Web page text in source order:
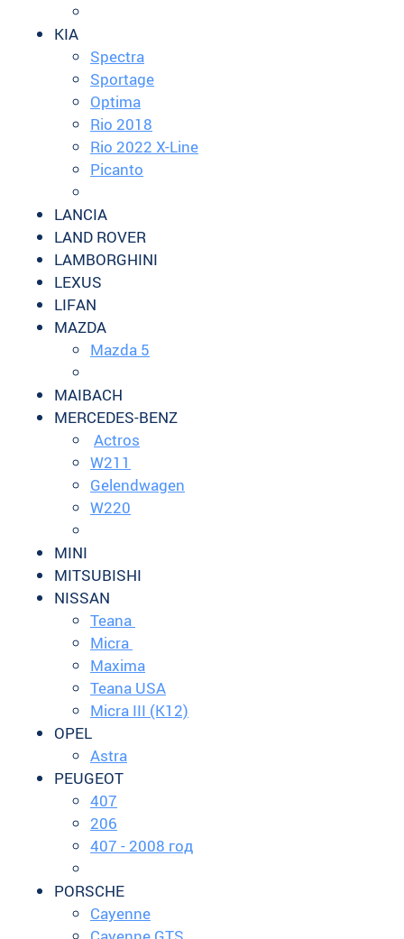
KIA
Spectra
Sportage
Optima
Rio 2018
Rio 2022 X-Line
Picanto
LANCIA
LAND ROVER
LAMBORGHINI
LEXUS
LIFAN
MAZDA
Mazda 5
MAIBACH
MERCEDES-BENZ
Actros
W211
Gelendwagen
W220
MINI
MITSUBISHI
NISSAN
Teana
Micra
Maxima
Teana USA
Micra III (K12)
OPEL
Astra
PEUGEOT
407
206
407 - 2008 год
PORSCHE
Cayenne